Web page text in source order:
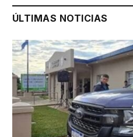
ÚLTIMAS NOTICIAS